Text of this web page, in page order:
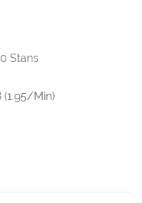
Stans
(1.95/Min)